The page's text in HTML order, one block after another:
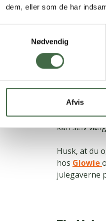
dem, eller som de har
Nødvendig
Afvis
for 2, tur i
julegave
Det vil den
gavekort til
Eller hvad
2025 4
gange i
kan selv
Husk, at du
hos Glowie
julegaverne